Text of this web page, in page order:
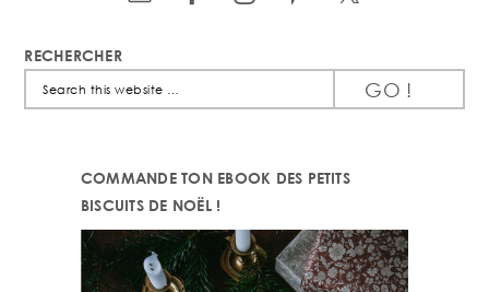
RECHERCHER
COMMANDE TON EBOOK DES PETITS
BISCUITS DE NOËL !